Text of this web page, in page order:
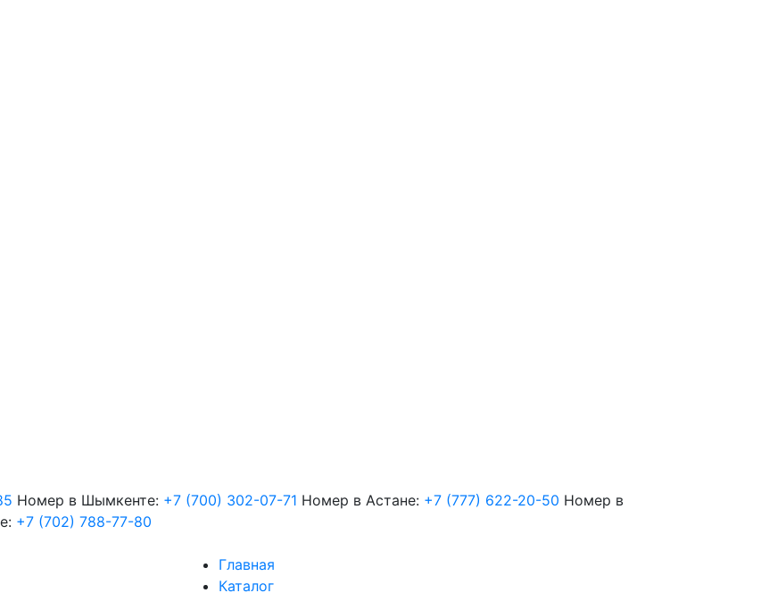
Номер в Шымкенте: +7 (700) 302-07-71 Номер в Астане: +7 (777) 622-20-50 Номер в
+7 (702) 788-77-80
Главная
Каталог